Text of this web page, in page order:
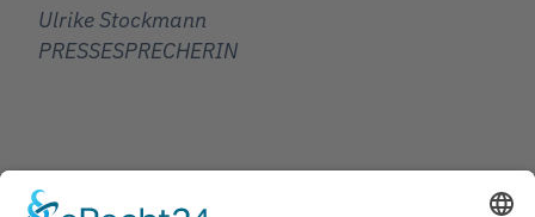
Ulrike Stockmann
PRESSESPRECHERIN